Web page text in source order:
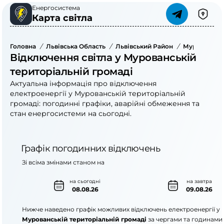
Енергосистема
Карта світла
Головна / Львівська Область / Львівський Район /
Відключення світла у Мурованській
територіальній громаді
Актуальна інформація про відключення
електроенергії у Мурованській територіальній
громаді: погодинні графіки, аварійні обмеження та
стан енергосистеми на сьогодні.
Графік погодинних відключень
на сьогодні
08.08.26
на завтра
09.08.26
Зі всіма змінами станом на
Нижче наведено графік можливих відключень електроенергії у
Мурованській територіальній громаді за чергами та годинами.